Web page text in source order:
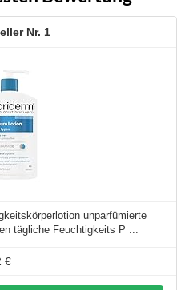
1
unparfümierte
tägliche Feuchtigkeits P ...
€